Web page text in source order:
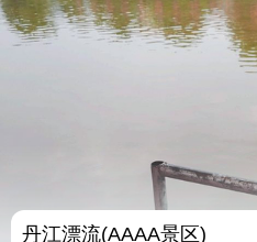
丹江漂流(AAAA景区)
